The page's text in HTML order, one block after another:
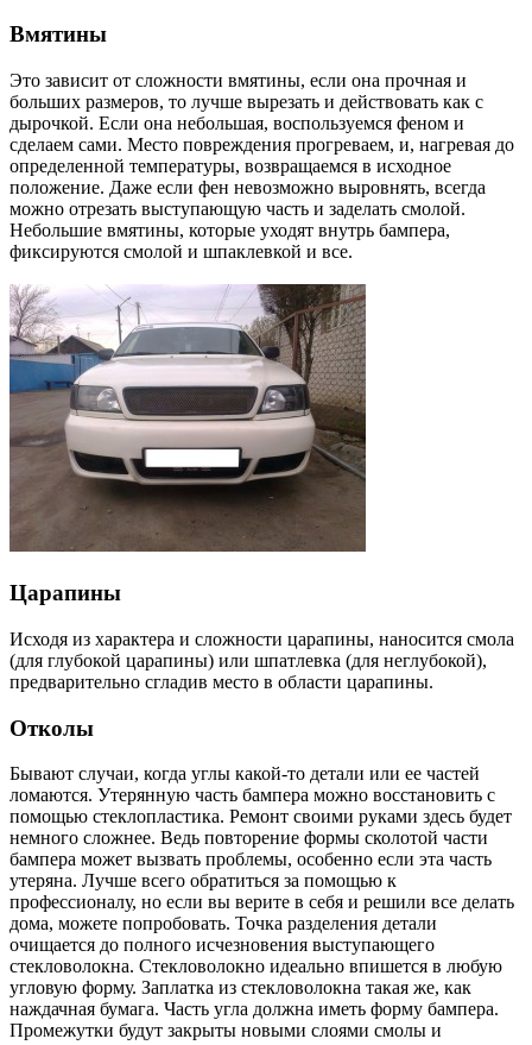
Вмятины
Это зависит от сложности вмятины, если она прочная и
больших размеров, то лучше вырезать и действовать как с
дырочкой. Если она небольшая, воспользуемся феном и
сделаем сами. Место повреждения прогреваем, и, нагревая до
определенной температуры, возвращаемся в исходное
положение. Даже если фен невозможно выровнять, всегда
можно отрезать выступающую часть и заделать смолой.
Небольшие вмятины, которые уходят внутрь бампера,
фиксируются смолой и шпаклевкой и все.
Царапины
Исходя из характера и сложности царапины, наносится смола
(для глубокой царапины) или шпатлевка (для неглубокой),
предварительно сгладив место в области царапины.
Отколы
Бывают случаи, когда углы какой-то детали или ее частей
ломаются. Утерянную часть бампера можно восстановить с
помощью стеклопластика. Ремонт своими руками здесь будет
немного сложнее. Ведь повторение формы сколотой части
бампера может вызвать проблемы, особенно если эта часть
утеряна. Лучше всего обратиться за помощью к
профессионалу, но если вы верите в себя и решили все делать
дома, можете попробовать. Точка разделения детали
очищается до полного исчезновения выступающего
стекловолокна. Стекловолокно идеально впишется в любую
угловую форму. Заплатка из стекловолокна такая же, как
наждачная бумага. Часть угла должна иметь форму бампера.
Промежутки будут закрыты новыми слоями смолы и